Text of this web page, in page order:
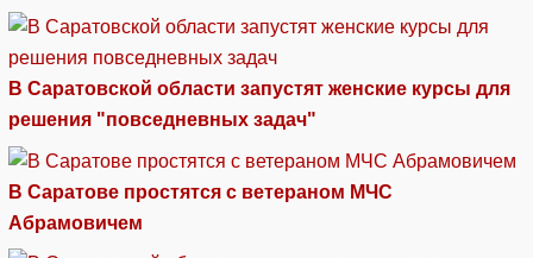
В Саратовской области запустят женские курсы для
решения "повседневных задач"
В Саратове простятся с ветераном МЧС
Абрамовичем